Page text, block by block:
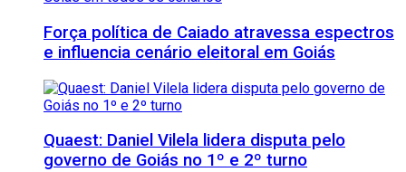
Força política de Caiado atravessa espectros
e influencia cenário eleitoral em Goiás
Quaest: Daniel Vilela lidera disputa pelo
governo de Goiás no 1º e 2º turno